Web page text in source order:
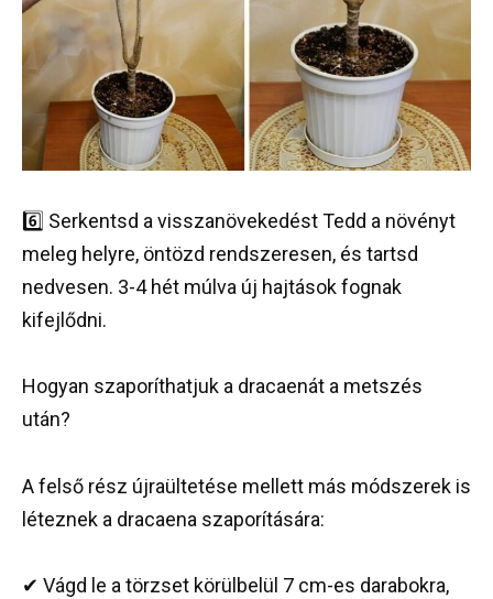
6️⃣ Serkentsd a visszanövekedést Tedd a növényt
meleg helyre, öntözd rendszeresen, és tartsd
nedvesen. 3-4 hét múlva új hajtások fognak
kifejlődni.
Hogyan szaporíthatjuk a dracaenát a metszés
után?
A felső rész újraültetése mellett más módszerek is
léteznek a dracaena szaporítására:
✔ Vágd le a törzset körülbelül 7 cm-es darabokra,